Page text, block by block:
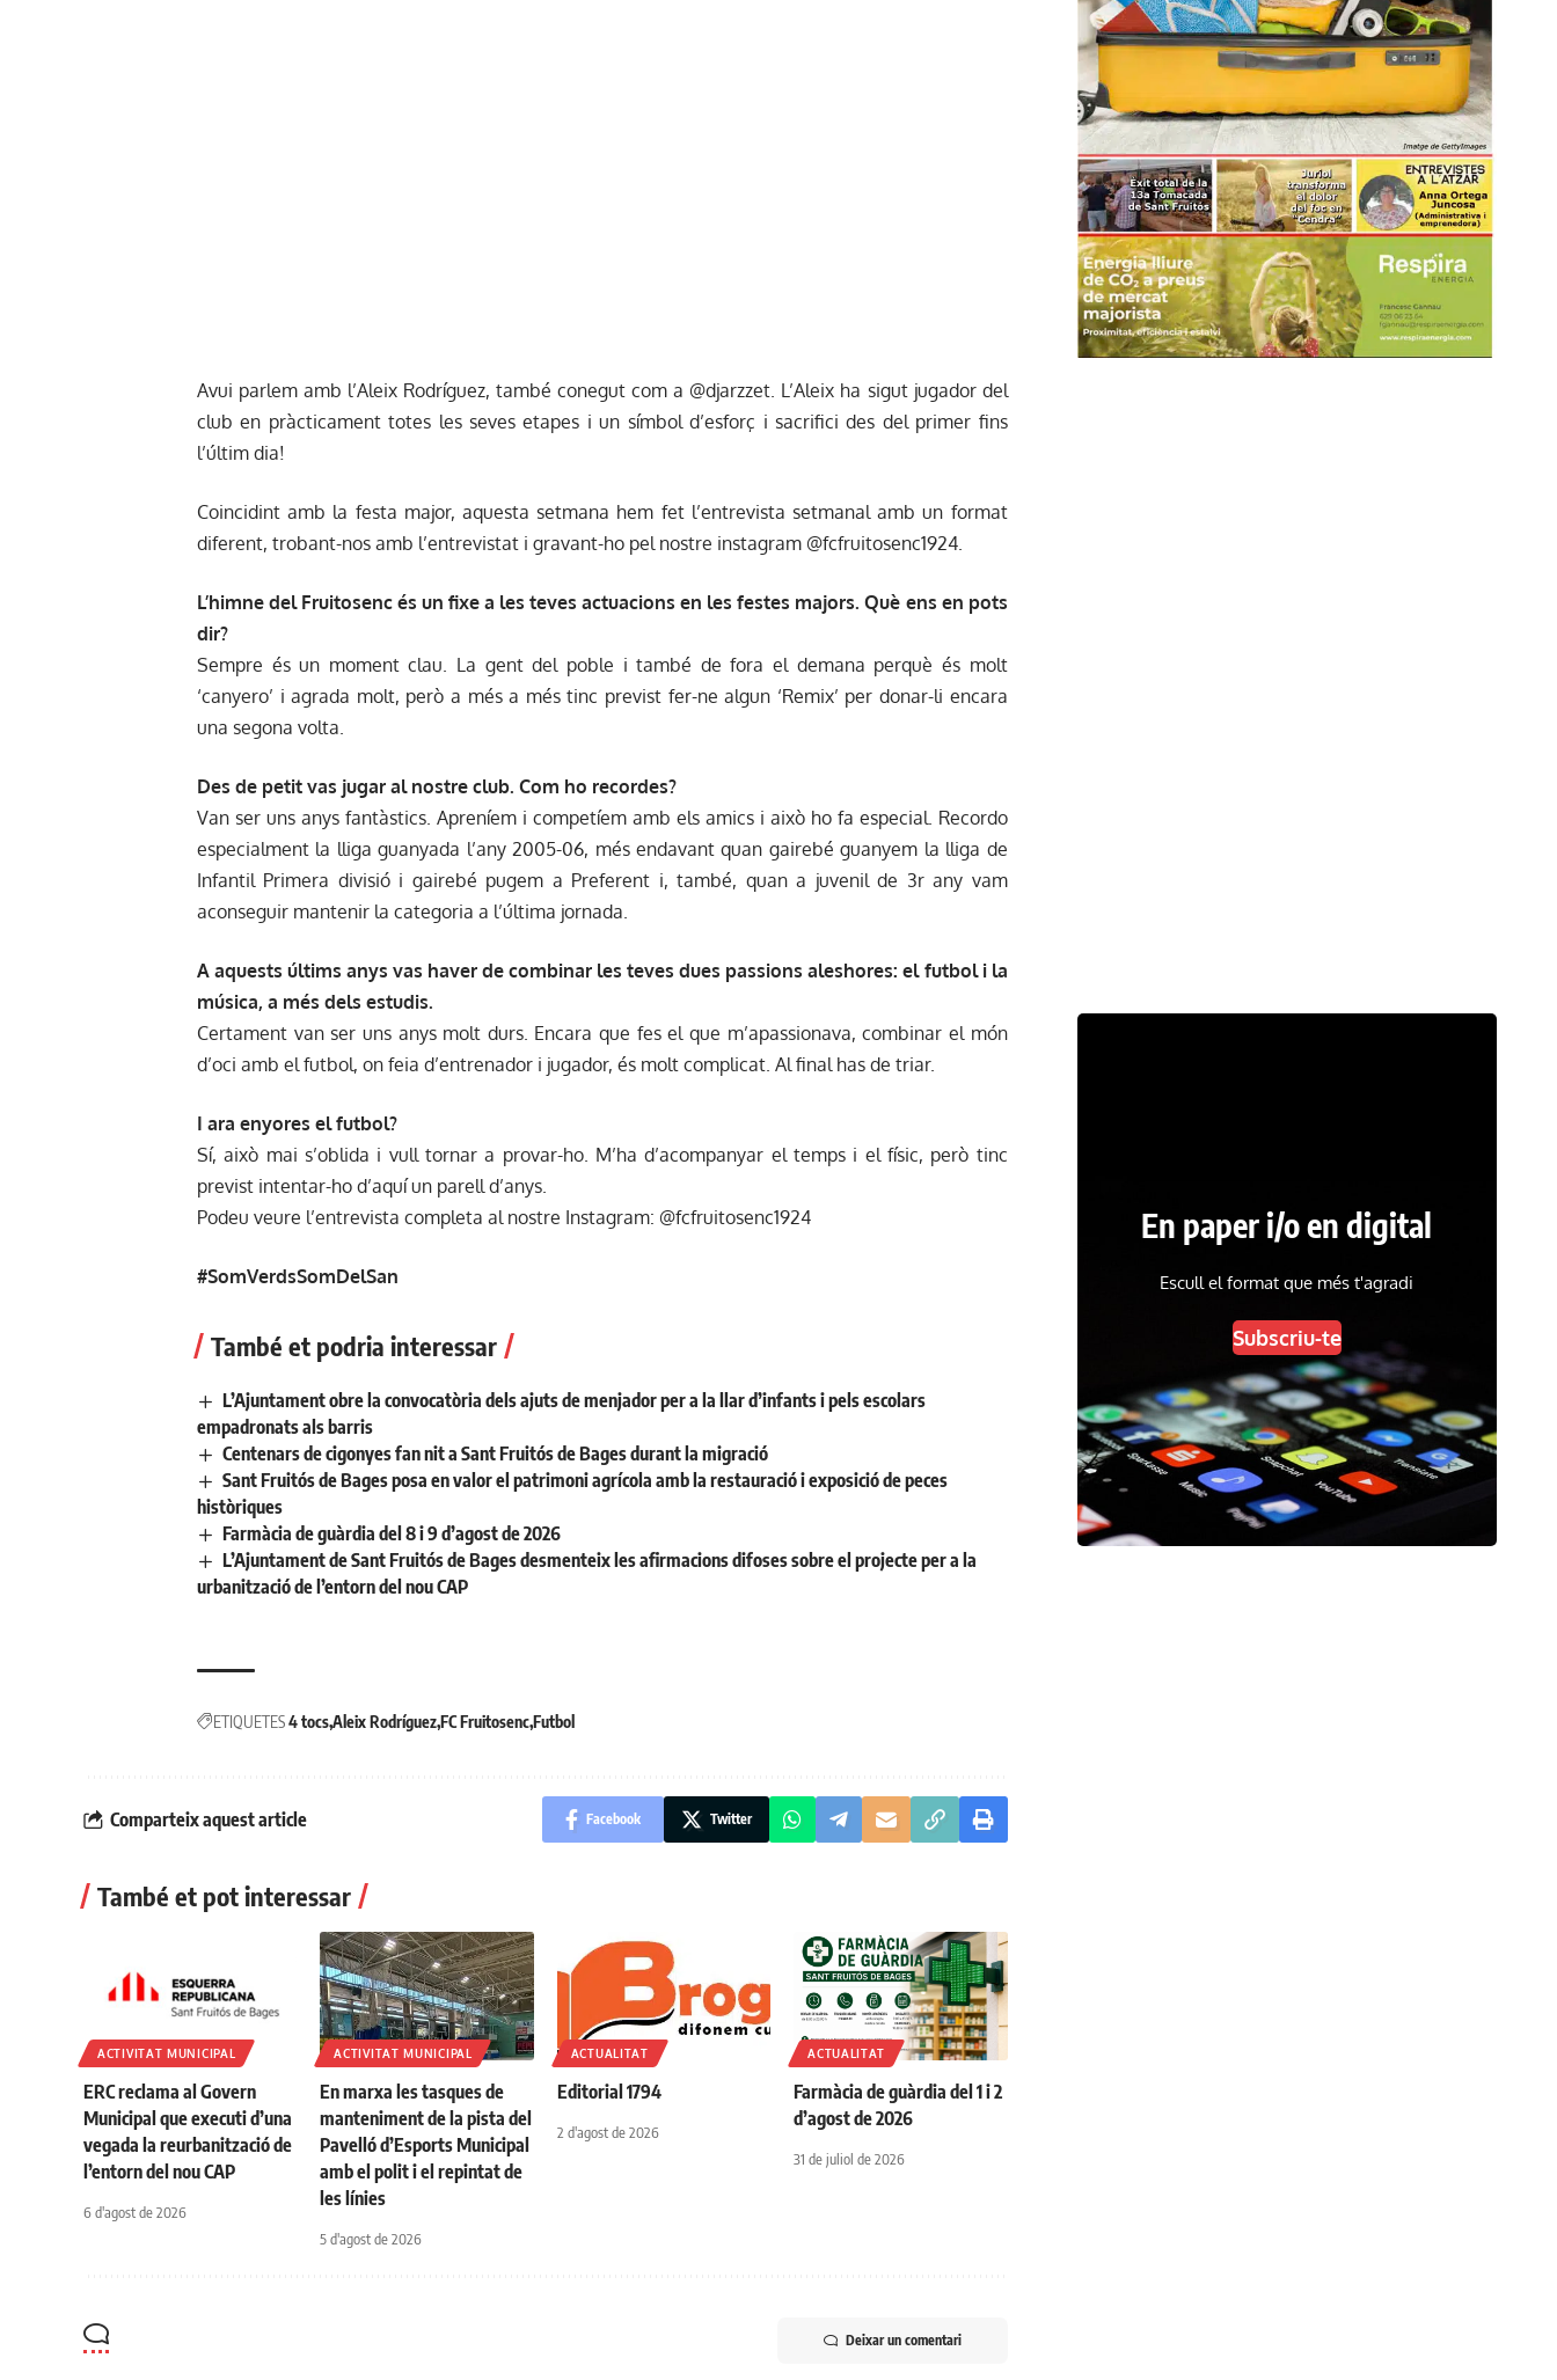
Avui parlem amb l’Aleix Rodríguez, també conegut com a @djarzzet. L’Aleix ha sigut jugador del
club en pràcticament totes les seves etapes i un símbol d’esforç i sacrifici des del primer fins
l’últim dia!
Coincidint amb la festa major, aquesta setmana hem fet l’entrevista setmanal amb un format
diferent, trobant-nos amb l’entrevistat i gravant-ho pel nostre instagram @fcfruitosenc1924.
L’himne del Fruitosenc és un fixe a les teves actuacions en les festes majors. Què ens en pots
dir?
Sempre és un moment clau. La gent del poble i també de fora el demana perquè és molt
‘canyero’ i agrada molt, però a més a més tinc previst fer-ne algun ‘Remix’ per donar-li encara
una segona volta.
Des de petit vas jugar al nostre club. Com ho recordes?
Van ser uns anys fantàstics. Apreníem i competíem amb els amics i això ho fa especial. Recordo
especialment la lliga guanyada l’any 2005-06, més endavant quan gairebé guanyem la lliga de
Infantil Primera divisió i gairebé pugem a Preferent i, també, quan a juvenil de 3r any vam
aconseguir mantenir la categoria a l’última jornada.
A aquests últims anys vas haver de combinar les teves dues passions aleshores: el futbol i la
música, a més dels estudis.
Certament van ser uns anys molt durs. Encara que fes el que m’apassionava, combinar el món
d’oci amb el futbol, on feia d’entrenador i jugador, és molt complicat. Al final has de triar.
I ara enyores el futbol?
Sí, això mai s’oblida i vull tornar a provar-ho. M’ha d’acompanyar el temps i el físic, però tinc
previst intentar-ho d’aquí un parell d’anys.
Podeu veure l’entrevista completa al nostre Instagram: @fcfruitosenc1924
#SomVerdsSomDelSan
També et podria interessar
L’Ajuntament obre la convocatòria dels ajuts de menjador per a la llar d’infants i pels escolars
empadronats als barris
Centenars de cigonyes fan nit a Sant Fruitós de Bages durant la migració
Sant Fruitós de Bages posa en valor el patrimoni agrícola amb la restauració i exposició de peces
històriques
Farmàcia de guàrdia del 8 i 9 d’agost de 2026
L’Ajuntament de Sant Fruitós de Bages desmenteix les afirmacions difoses sobre el projecte per a la
urbanització de l’entorn del nou CAP
ETIQUETES4 tocsAleix RodríguezFC FruitosencFutbol
Comparteix aquest article Facebook Twitter
També et pot interessar
ACTIVITAT MUNICIPAL
ERC reclama al Govern
Municipal que executi d’una
vegada la reurbanització de
l’entorn del nou CAP
6 d'agost de 2026
ACTIVITAT MUNICIPAL
En marxa les tasques de
manteniment de la pista del
Pavelló d’Esports Municipal
amb el polit i el repintat de
les línies
5 d'agost de 2026
ACTUALITAT
Editorial 1794
2 d'agost de 2026
ACTUALITAT
Farmàcia de guàrdia del 1 i 2
d’agost de 2026
31 de juliol de 2026
Deixar un comentari
En paper i/o en digital
Escull el format que més t'agradi
Subscriu-te